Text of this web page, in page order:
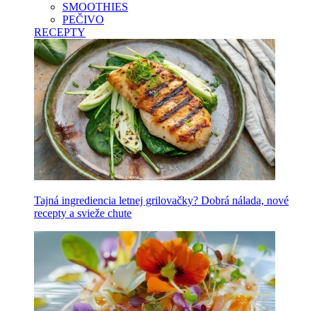
SMOOTHIES
PEČIVO
RECEPTY
Tajná ingrediencia letnej grilovačky? Dobrá nálada, nové
recepty a svieže chute